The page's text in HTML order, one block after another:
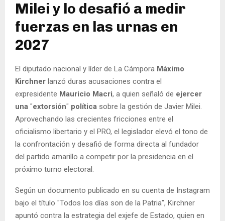
Milei y lo desafió a medir
fuerzas en las urnas en
2027
El diputado nacional y líder de La Cámpora Máximo
Kirchner lanzó duras acusaciones contra el
expresidente Mauricio Macri, a quien señaló de ejercer
una "extorsión" política sobre la gestión de Javier Milei.
Aprovechando las crecientes fricciones entre el
oficialismo libertario y el PRO, el legislador elevó el tono de
la confrontación y desafió de forma directa al fundador
del partido amarillo a competir por la presidencia en el
próximo turno electoral.
Según un documento publicado en su cuenta de Instagram
bajo el título "Todos los días son de la Patria", Kirchner
apuntó contra la estrategia del exjefe de Estado, quien en